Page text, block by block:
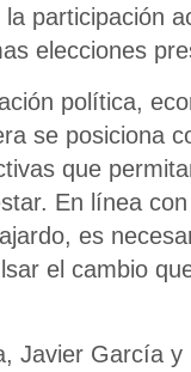
participación
elecciones
política,
se posiciona
que
En línea
es
el cambio
Javier García